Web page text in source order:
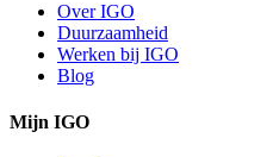
Over IGO
Duurzaamheid
Werken bij IGO
Blog
Mijn IGO